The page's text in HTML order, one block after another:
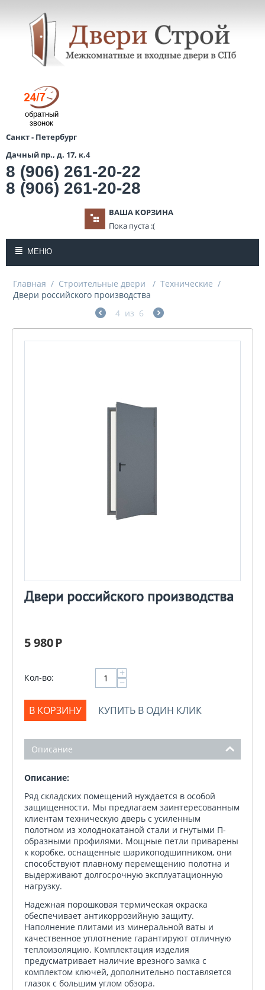
обратный
звонок
Санкт - Петербург
Дачный пр., д. 17, к.4
8 (906) 261-20-22
8 (906) 261-20-28
ВАША КОРЗИНА
Пока пуста :(
МЕНЮ
Главная / Строительные двери / Технические /
Двери российского производства
4 из 6
Двери российского производства
5 980Р
Кол-во: +
−
В КОРЗИНУ КУПИТЬ В ОДИН КЛИК
Описание
Описание:
Ряд складских помещений нуждается в особой
защищенности. Мы предлагаем заинтересованным
клиентам техническую дверь с усиленным
полотном из холоднокатаной стали и гнутыми П-
образными профилями. Мощные петли приварены
к коробке, оснащенные шарикоподшипником, они
способствуют плавному перемещению полотна и
выдерживают долгосрочную эксплуатационную
нагрузку.
Надежная порошковая термическая окраска
обеспечивает антикоррозийную защиту.
Наполнение плитами из минеральной ваты и
качественное уплотнение гарантируют отличную
теплоизоляцию. Комплектация изделия
предусматривает наличие врезного замка с
комплектом ключей, дополнительно поставляется
глазок с большим углом обзора.